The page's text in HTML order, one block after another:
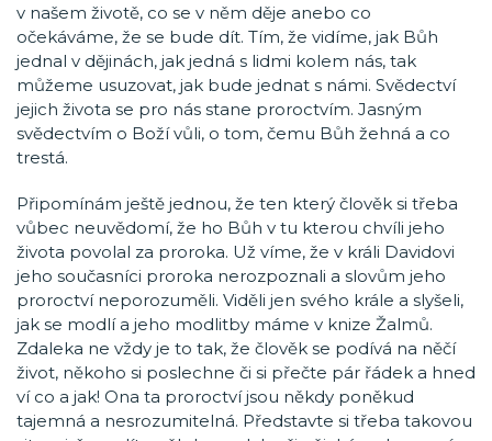
v našem životě, co se v něm děje anebo co
očekáváme, že se bude dít. Tím, že vidíme, jak Bůh
jednal v dějinách, jak jedná s lidmi kolem nás, tak
můžeme usuzovat, jak bude jednat s námi. Svědectví
jejich života se pro nás stane proroctvím. Jasným
svědectvím o Boží vůli, o tom, čemu Bůh žehná a co
trestá.
Připomínám ještě jednou, že ten který člověk si třeba
vůbec neuvědomí, že ho Bůh v tu kterou chvíli jeho
života povolal za proroka. Už víme, že v králi Davidovi
jeho současníci proroka nerozpoznali a slovům jeho
proroctví neporozuměli. Viděli jen svého krále a slyšeli,
jak se modlí a jeho modlitby máme v knize Žalmů.
Zdaleka ne vždy je to tak, že člověk se podívá na něčí
život, někoho si poslechne či si přečte pár řádek a hned
ví co a jak! Ona ta proroctví jsou někdy poněkud
tajemná a nesrozumitelná. Představte si třeba takovou